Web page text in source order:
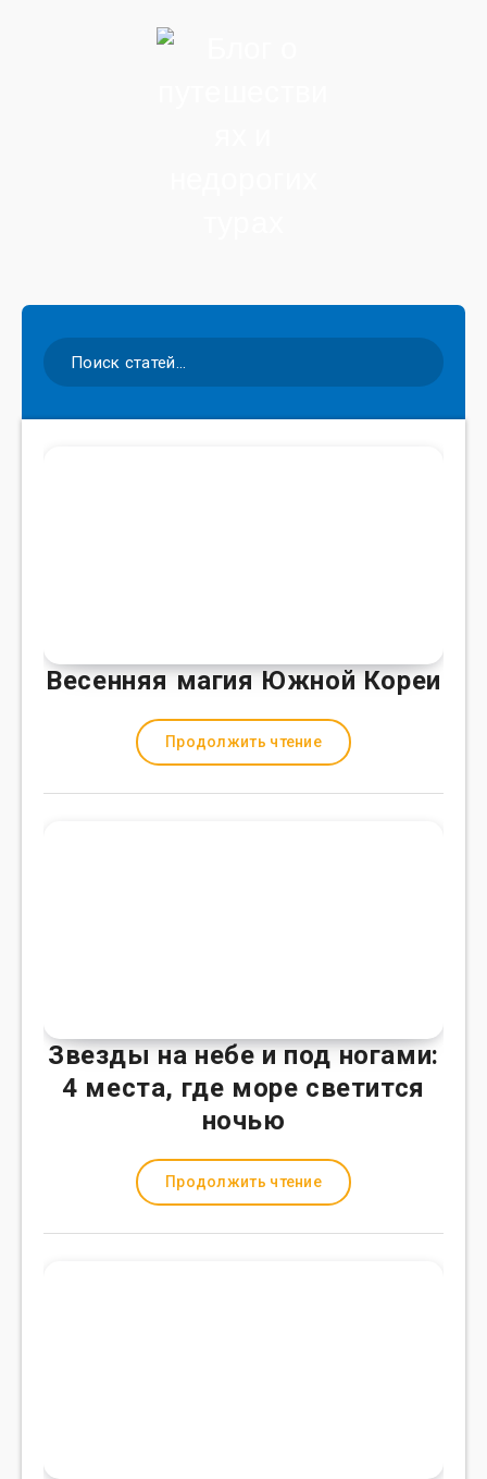
Весенняя магия Южной Кореи
Продолжить чтение
Звезды на небе и под ногами:
4 места, где море светится
ночью
Продолжить чтение